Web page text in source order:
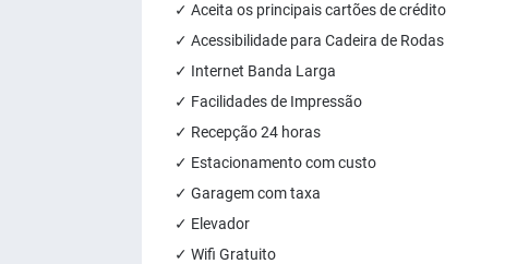
✓ Aceita os principais cartões de crédito
✓ Acessibilidade para Cadeira de Rodas
✓ Internet Banda Larga
✓ Facilidades de Impressão
✓ Recepção 24 horas
✓ Estacionamento com custo
✓ Garagem com taxa
✓ Elevador
✓ Wifi Gratuito